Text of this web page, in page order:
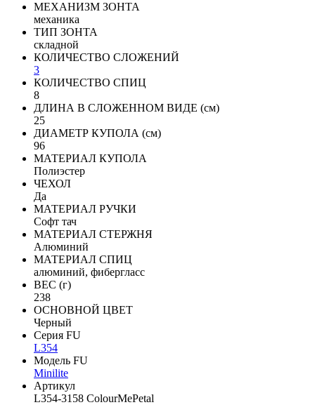
МЕХАНИЗМ ЗОНТА
механика
ТИП ЗОНТА
складной
КОЛИЧЕСТВО СЛОЖЕНИЙ
3
КОЛИЧЕСТВО СПИЦ
8
ДЛИНА В СЛОЖЕННОМ ВИДЕ (см)
25
ДИАМЕТР КУПОЛА (см)
96
МАТЕРИАЛ КУПОЛА
Полиэстер
ЧЕХОЛ
Да
МАТЕРИАЛ РУЧКИ
Софт тач
МАТЕРИАЛ СТЕРЖНЯ
Алюминий
МАТЕРИАЛ СПИЦ
алюминий, фибергласс
ВЕС (г)
238
ОСНОВНОЙ ЦВЕТ
Черный
Серия FU
L354
Модель FU
Minilite
Артикул
L354-3158 ColourMePetal